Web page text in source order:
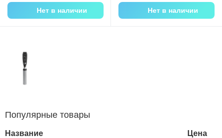
Нет в наличии Нет в наличии
Популярные товары
Название Цена